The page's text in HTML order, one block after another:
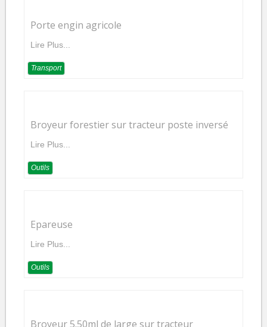
Porte engin agricole
Lire Plus...
Transport
Broyeur forestier sur tracteur poste inversé
Lire Plus...
Outils
Epareuse
Lire Plus...
Outils
Broyeur 5.50ml de large sur tracteur